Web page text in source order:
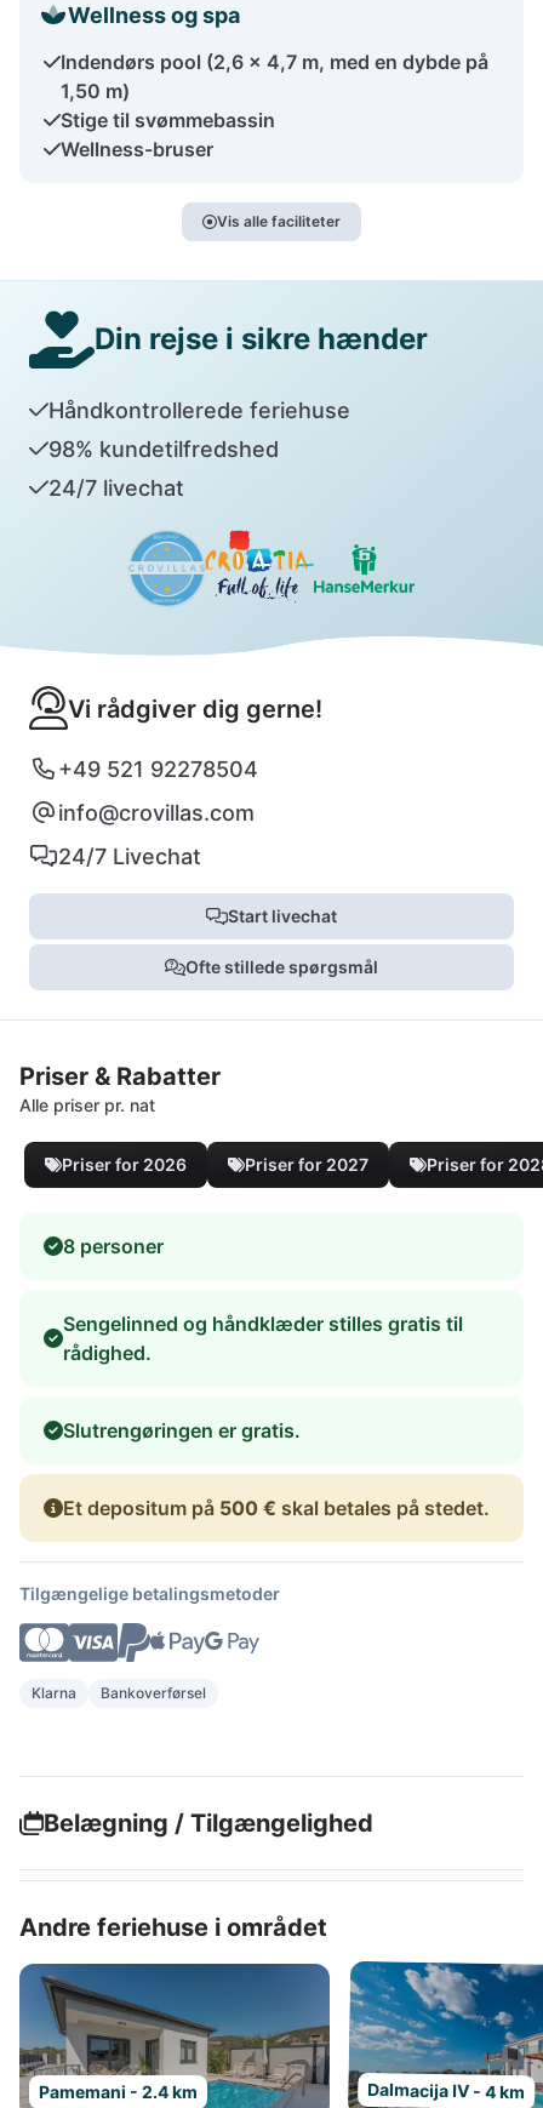
Wellness og spa
Indendørs pool (2,6 x 4,7 m, med en dybde på
1,50 m)
Stige til svømmebassin
Wellness-bruser
Vis alle faciliteter
Din rejse i sikre hænder
Håndkontrollerede feriehuse
98% kundetilfredshed
24/7 livechat
Vi rådgiver dig gerne!
+49 521 92278504
info@crovillas.com
24/7 Livechat
Start livechat
Ofte stillede spørgsmål
Priser & Rabatter
Alle priser pr. nat
Priser for 2026 Priser for 2027 Priser for
8 personer
Sengelinned og håndklæder stilles gratis til
rådighed.
Slutrengøringen er gratis.
Et depositum på 500 € skal betales på stedet.
Tilgængelige betalingsmetoder
Klarna Bankoverførsel
Belægning / Tilgængelighed
Andre feriehuse i området
Pamemani - 2.4 km Dalmacija IV - 4 km